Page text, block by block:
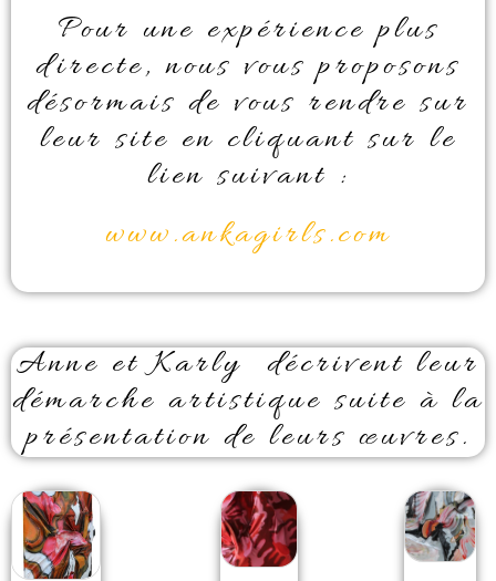
Pour une expérience plus
directe, nous vous proposons
désormais de vous rendre sur
leur site en cliquant sur le
lien suivant :
www.ankagirls.com
Anne et Karly décrivent leur
démarche artistique suite à la
présentation de leurs œuvres.